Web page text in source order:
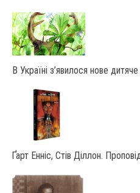
В Україні з’явилося нове
Ґарт Енніс, Стів Діллон.